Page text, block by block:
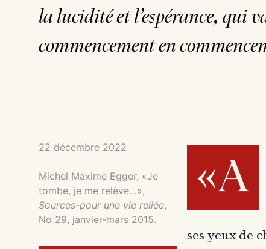
la lucidité et l’espérance, qui
commencement en
22 décembre 2022
Michel Maxime Egger, «Je
tombe, je me relève…»,
Sources-pour une vie reliée,
No 29, janvier-mars 2015.
«A
ses yeux de